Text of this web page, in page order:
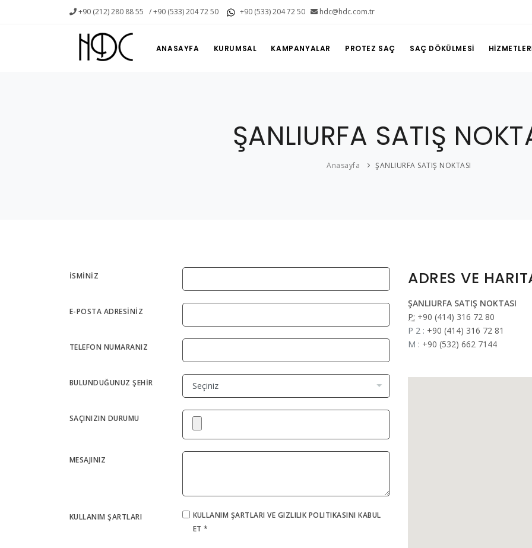
+90 (212) 280 88 55 / +90 (533) 204 72 50 +90 (533) 204 72 50 hdc@hdc.com.tr
ANASAYFA KURUMSAL KAMPANYALAR PROTEZ SAÇ SAÇ DÖKÜLMESİ
ŞANLIURFA SATIŞ
Anasayfa ŞANLIURFA SATIŞ NOKTASI
İSMİNİZ
E-POSTA ADRESİNİZ
TELEFON NUMARANIZ
BULUNDUĞUNUZ ŞEHİR
SAÇINIZIN DURUMU
MESAJINIZ
KULLANIM ŞARTLARI
KULLANIM ŞARTLARI VE GIZLILIK POLITIKASINI KABUL
ET *
ADRES VE
ŞANLIURFA SATIŞ NOKTASI
P: +90 (414) 316 72 80
P 2 : +90 (414) 316 72 81
M : +90 (532) 662 7144